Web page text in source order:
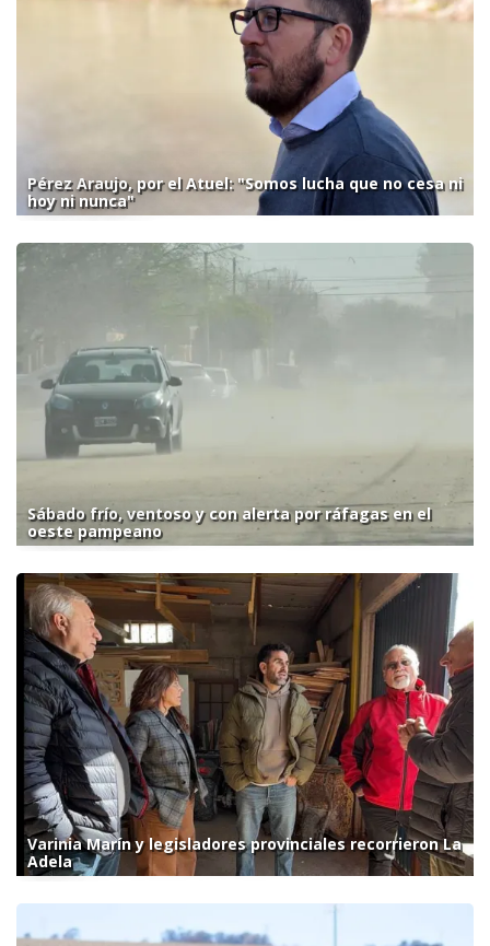
Pérez Araujo, por el Atuel: "Somos lucha que no cesa ni
hoy ni nunca"
Sábado frío, ventoso y con alerta por ráfagas en el
oeste pampeano
Varinia Marín y legisladores provinciales recorrieron La
Adela